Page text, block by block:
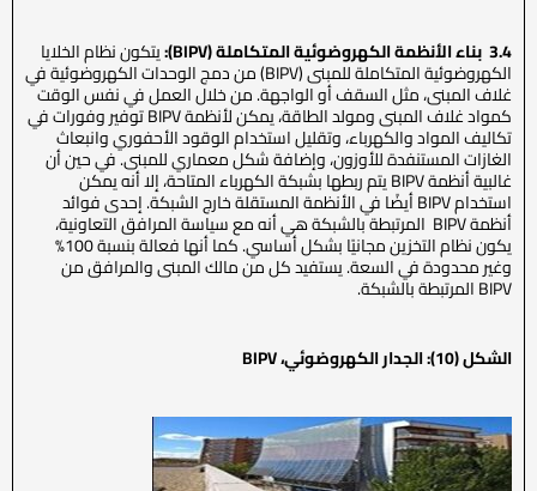
3.4 بناء الأنظمة الكهروضوئية المتكاملة (BIPV): يتكون نظام الخلايا
الكهروضوئية المتكاملة للمبنى (BIPV) من دمج الوحدات الكهروضوئية في
غلاف المبنى، مثل السقف أو الواجهة. من خلال العمل في نفس الوقت
كمواد غلاف المبنى ومولد الطاقة، يمكن لأنظمة BIPV توفير وفورات في
تكاليف المواد والكهرباء، وتقليل استخدام الوقود الأحفوري وانبعاث
الغازات المستنفدة للأوزون، وإضافة شكل معماري للمبنى. في حين أن
غالبية أنظمة BIPV يتم ربطها بشبكة الكهرباء المتاحة، إلا أنه يمكن
استخدام BIPV أيضًا في الأنظمة المستقلة خارج الشبكة. إحدى فوائد
أنظمة BIPV المرتبطة بالشبكة هي أنه مع سياسة المرافق التعاونية،
يكون نظام التخزين مجانيًا بشكل أساسي. كما أنها فعالة بنسبة 100%
وغير محدودة في السعة. يستفيد كل من مالك المبنى والمرافق من
BIPV المرتبطة بالشبكة.
الشكل (10): الجدار الكهروضوئي، BIPV